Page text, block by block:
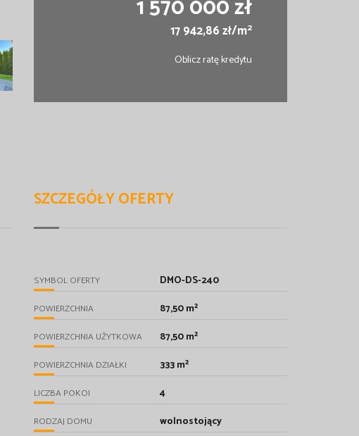
1 570 000 zł
17 942,86 zł/m2
Oblicz ratę kredytu
SZCZEGÓŁY OFERTY
SYMBOL OFERTY DMO-DS-240
POWIERZCHNIA 87,50 m²
POWIERZCHNIA UŻYTKOWA 87,50 m²
POWIERZCHNIA DZIAŁKI 333 m²
LICZBA POKOI 4
RODZAJ DOMU wolnostojący